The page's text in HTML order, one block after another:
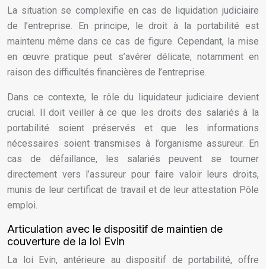
La situation se complexifie en cas de liquidation judiciaire
de l’entreprise. En principe, le droit à la portabilité est
maintenu même dans ce cas de figure. Cependant, la mise
en œuvre pratique peut s’avérer délicate, notamment en
raison des difficultés financières de l’entreprise.
Dans ce contexte, le rôle du liquidateur judiciaire devient
crucial. Il doit veiller à ce que les droits des salariés à la
portabilité soient préservés et que les informations
nécessaires soient transmises à l’organisme assureur. En
cas de défaillance, les salariés peuvent se tourner
directement vers l’assureur pour faire valoir leurs droits,
munis de leur certificat de travail et de leur attestation Pôle
emploi.
Articulation avec le dispositif de maintien de
couverture de la loi Evin
La loi Evin, antérieure au dispositif de portabilité, offre